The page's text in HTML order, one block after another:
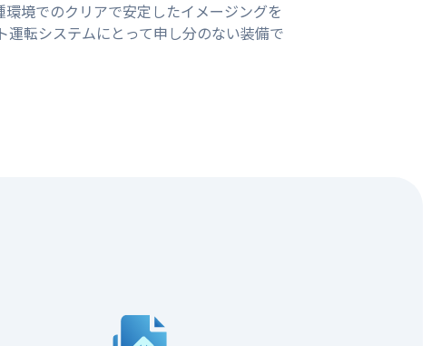
環境でのクリアで安定したイメージングを
運転システムにとって申し分のない装備で